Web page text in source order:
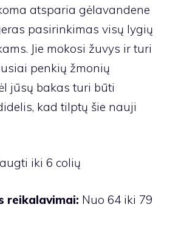
atsparia gėlavandene
pasirinkimas visų lygių
Jie mokosi žuvys ir turi
penkių žmonių
jūsų bakas turi būti
kad tilptų šie nauji
iki 6 colių
reikalavimai: Nuo 64 iki 79